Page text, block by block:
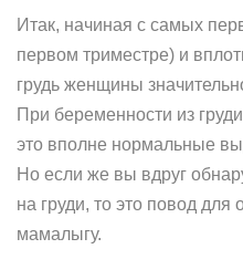
Итак, начиная с самых
первом триместре) и
грудь женщины
При беременности из
это вполне нормальные
Но если же вы вдруг
на груди, то это повод
мамалыгу.